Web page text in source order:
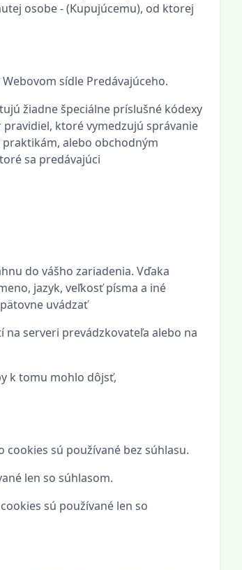
osobe - (Kupujúcemu), od ktorej
sídle Predávajúceho.
žiadne špeciálne príslušné kódexy
ktoré vymedzujú správanie
alebo obchodným
sa predávajúci
do vášho zariadenia. Vďaka
jazyk, veľkosť písma a iné
uvádzať
serveri prevádzkovateľa alebo na
k tomu mohlo dôjsť,
sú používané bez súhlasu.
len so súhlasom.
sú používané len so